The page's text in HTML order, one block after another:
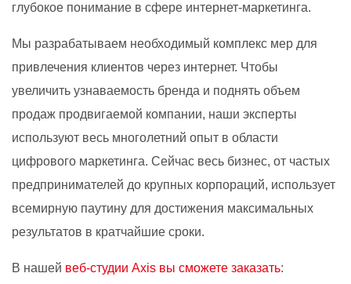
глубокое понимание в сфере интернет-маркетинга.
Мы разрабатываем необходимый комплекс мер для
привлечения клиентов через интернет. Чтобы
увеличить узнаваемость бренда и поднять объем
продаж продвигаемой компании, наши эксперты
используют весь многолетний опыт в области
цифрового маркетинга. Сейчас весь бизнес, от частых
предпринимателей до крупных корпораций, использует
всемирную паутину для достижения максимальных
результатов в кратчайшие сроки.
В нашей веб-студии Axis вы сможете заказать: